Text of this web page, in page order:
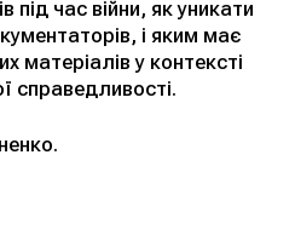
під час війни, як уникати
і яким має
матеріалів у контексті
справедливості.